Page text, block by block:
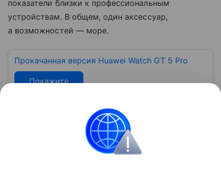
показатели близки к профессиональным
устройствам. В общем, один аксессуар,
а возможностей — море.
Прокачанная версия Huawei Watch GT 5 Pro
Покажите
ООО «Техкомпания Хуавэй»